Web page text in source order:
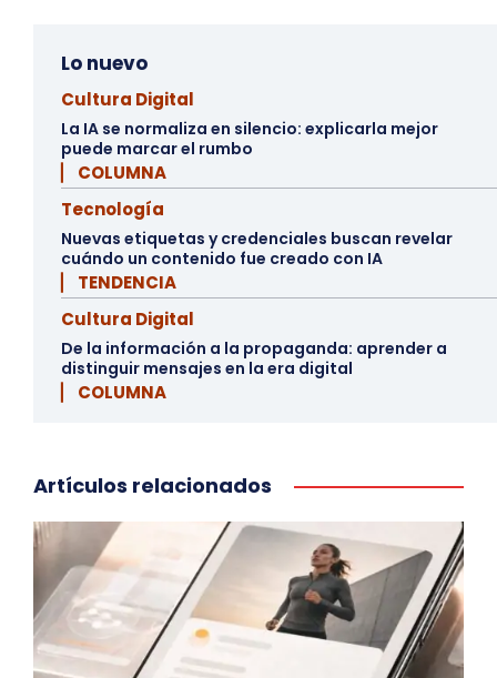
Lo nuevo
Cultura Digital
La IA se normaliza en silencio: explicarla mejor
puede marcar el rumbo
▏ COLUMNA
Tecnología
Nuevas etiquetas y credenciales buscan revelar
cuándo un contenido fue creado con IA
▏ TENDENCIA
Cultura Digital
De la información a la propaganda: aprender a
distinguir mensajes en la era digital
▏ COLUMNA
Artículos relacionados